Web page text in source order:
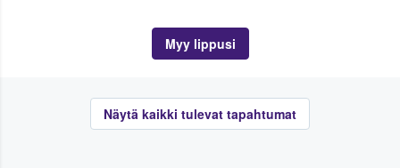
Myy lippusi
Näytä kaikki tulevat tapahtumat